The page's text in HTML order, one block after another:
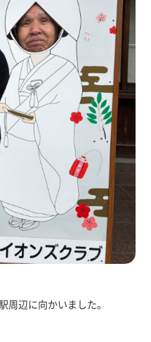
周辺に向かいました。